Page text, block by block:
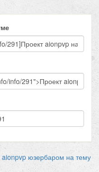
aionpvp юзербаром на тему